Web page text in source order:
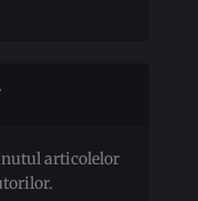
articolelor